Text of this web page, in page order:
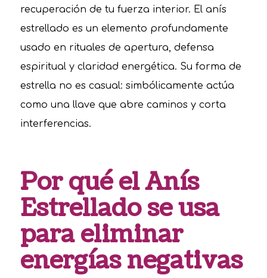
recuperación de tu fuerza interior. El anís
estrellado es un elemento profundamente
usado en rituales de apertura, defensa
espiritual y claridad energética. Su forma de
estrella no es casual: simbólicamente actúa
como una llave que abre caminos y corta
interferencias.
Por qué el Anís
Estrellado se usa
para eliminar
energías negativas